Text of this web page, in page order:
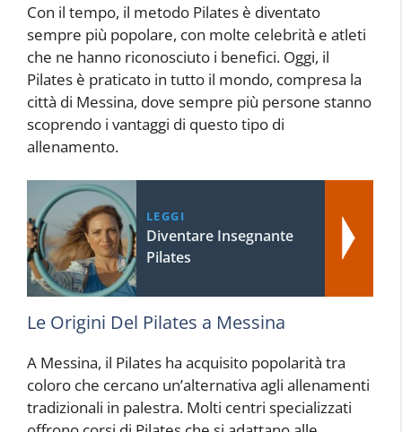
Con il tempo, il metodo Pilates è diventato
sempre più popolare, con molte celebrità e atleti
che ne hanno riconosciuto i benefici. Oggi, il
Pilates è praticato in tutto il mondo, compresa la
città di Messina, dove sempre più persone stanno
scoprendo i vantaggi di questo tipo di
allenamento.
LEGGI
Diventare Insegnante
Pilates
Le Origini Del Pilates a Messina
A Messina, il Pilates ha acquisito popolarità tra
coloro che cercano un’alternativa agli allenamenti
tradizionali in palestra. Molti centri specializzati